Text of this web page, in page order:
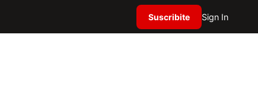
Suscribite Sign In